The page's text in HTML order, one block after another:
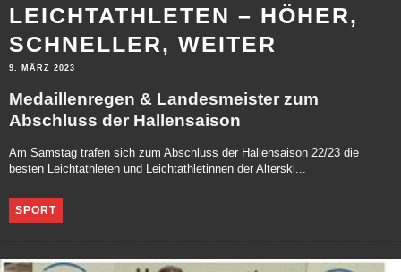
LEICHTATHLETEN – HÖHER,
SCHNELLER, WEITER
9. MÄRZ 2023
Medaillenregen & Landesmeister zum
Abschluss der Hallensaison
Am Samstag trafen sich zum Abschluss der Hallensaison 22/23 die
besten Leichtathleten und Leichtathletinnen der Alterskl...
SPORT